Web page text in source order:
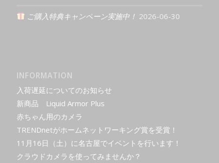
ご購入特典キャンペーン実施中！ 2026-06-30
INFORMATION
入荷遅延についてのお知らせ
新商品 Liquid Armor Plus
赤ちゃん用のカメラ
TRENDnetがホームネットワーキング賞を受賞！
11月16日（土）に名古屋でイベントを行います！
クラウドカメラを使ってみませんか？